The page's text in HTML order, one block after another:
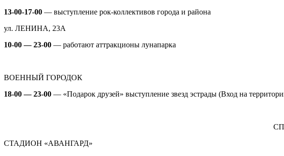
13-00-17-00 — выступление рок-коллективов города и района
ул. ЛЕНИНА, 23А
10-00 — 23-00 — работают аттракционы лунапарка
ВОЕННЫЙ ГОРОДОК
18-00 — 23-00 — «Подарок друзей» выступление звезд эстрады (Вход на
СТАДИОН «АВАНГАРД»